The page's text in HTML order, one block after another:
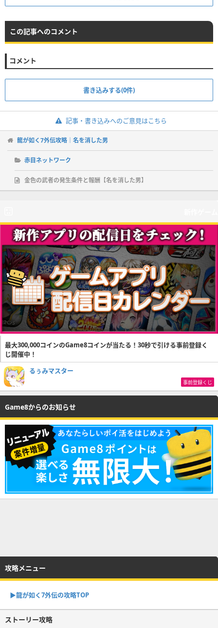
この記事へのコメント
コメント
書き込みする(0件)
記事・書き込みへのご意見はこちら
龍が如く7外伝攻略｜名を消した男
赤目ネットワーク
金色の武者の発生条件と報酬【名を消した男】
最大300,000コインのGame8コインが当たる！30秒で引ける事前登録く
じ開催中！
るぅみマスター
事前登録くじ
Game8からのお知らせ
攻略メニュー
▶︎龍が如く7外伝の攻略TOP
ストーリー攻略